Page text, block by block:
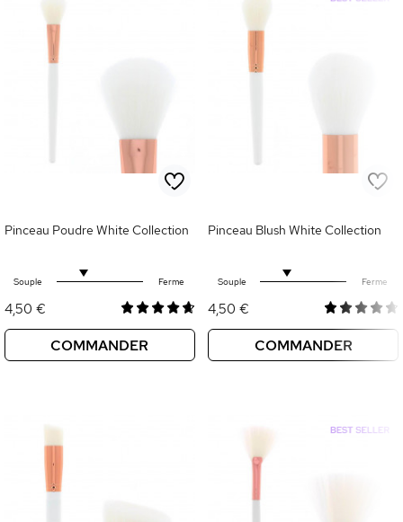
Pinceau Poudre White Collection
Souple Ferme
4,50 €
COMMANDER
Pinceau Blush White Collection
Souple Ferme
4,50 €
COMMANDER